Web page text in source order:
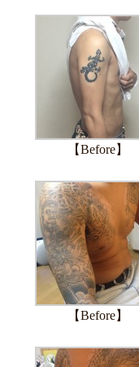
【Before】
【Before】